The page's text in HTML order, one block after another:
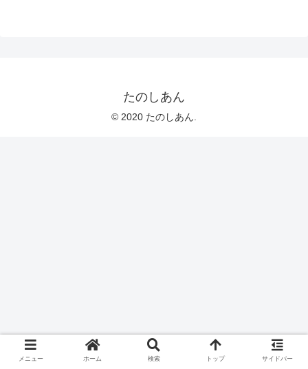
たのしあん
© 2020 たのしあん.
メニュー ホーム 検索 トップ サイドバー